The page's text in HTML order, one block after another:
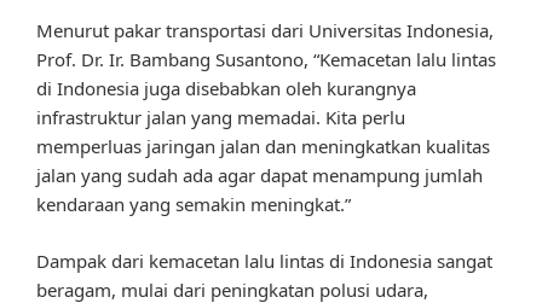
Menurut pakar transportasi dari Universitas Indonesia,
Prof. Dr. Ir. Bambang Susantono, “Kemacetan lalu lintas
di Indonesia juga disebabkan oleh kurangnya
infrastruktur jalan yang memadai. Kita perlu
memperluas jaringan jalan dan meningkatkan kualitas
jalan yang sudah ada agar dapat menampung jumlah
kendaraan yang semakin meningkat.”
Dampak dari kemacetan lalu lintas di Indonesia sangat
beragam, mulai dari peningkatan polusi udara,